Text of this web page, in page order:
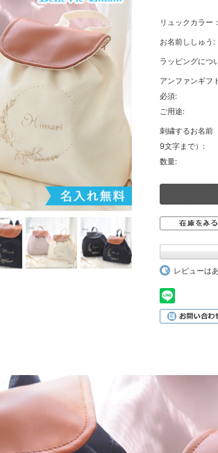
リュックカラー：
お名前ししゅう:
ラッピングにつ
アンファンギフ
必須:
ご用途:
刺繍するお名前
9文字まで）:
数量:
レビューは